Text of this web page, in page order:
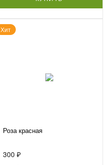
Хит
Роза красная
300 ₽